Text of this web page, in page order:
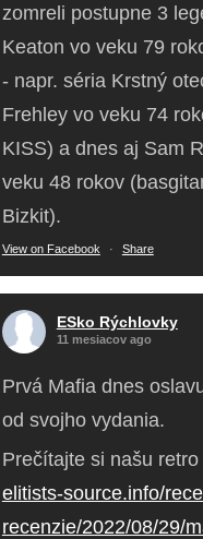
zomreli postupne 3
Keaton vo veku 79
- napr. séria Krstný
Frehley vo veku 74
KISS) a dnes aj Sam
veku 48 rokov
Bizkit).
View on Facebook · Share
ESko Rýchlovky
11 mesiacov ago
Prvá Mafia dnes
od svojho vydania.
Prečítajte si našu
elitists-source.info/
recenzie/2022/08/29/